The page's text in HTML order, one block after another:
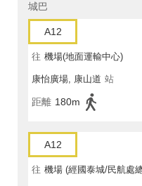
城巴
A12
往 機場(地面運輸中心)
康怡廣場, 康山道 站
距離 180m
A12
往 機場 (經國泰城/民航處